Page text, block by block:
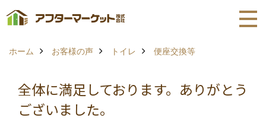
ホーム お客様の声 トイレ 便座交換等
全体に満足しております。ありがとう
ございました。